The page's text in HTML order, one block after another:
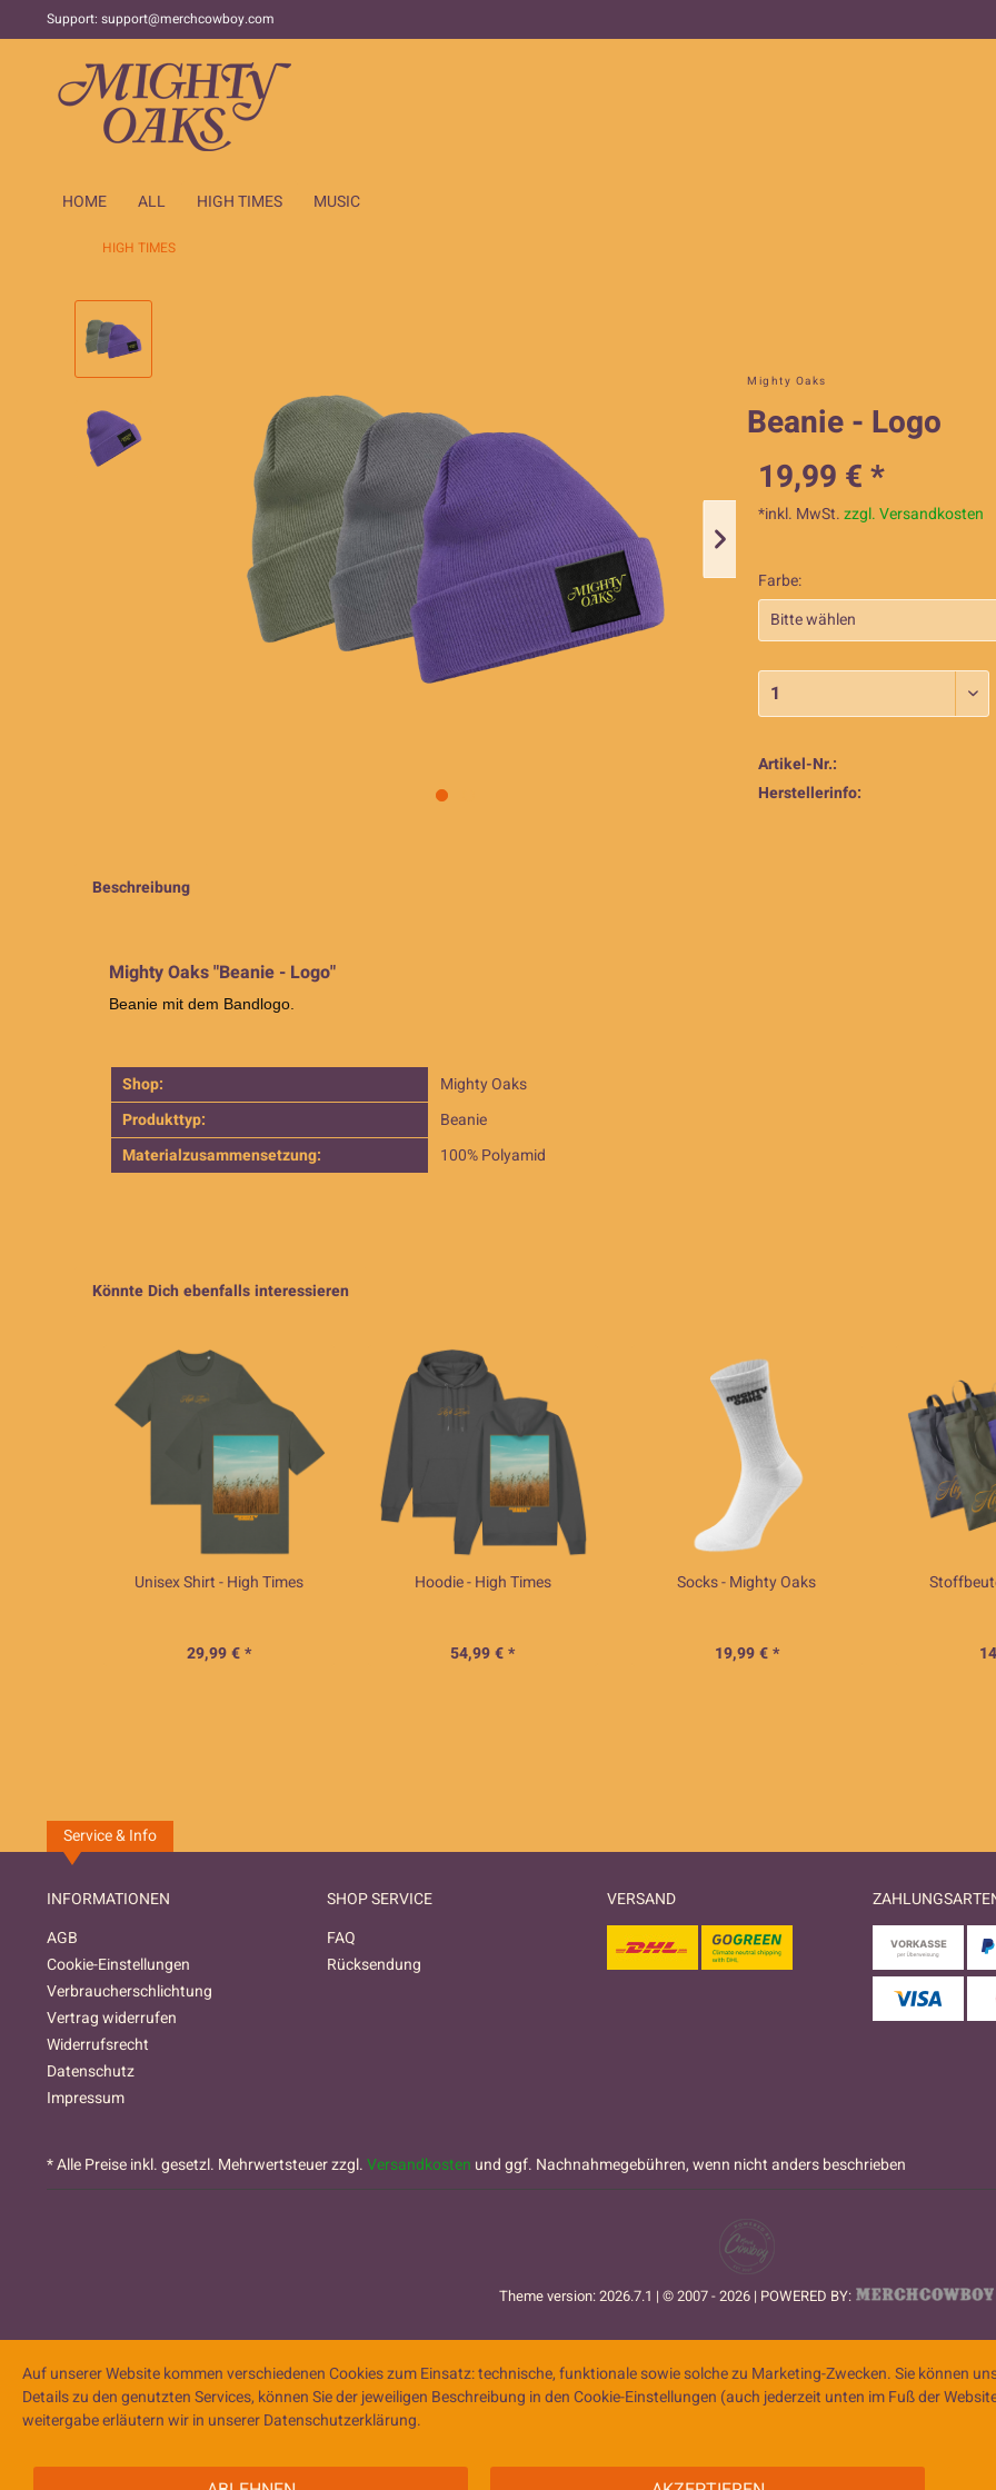
Support: support@merchcowboy.com
HOME ALL HIGH TIMES MUSIC
HIGH TIMES
Mighty Oaks
Beanie - Logo
19,99 € *
*inkl. MwSt.zzgl. Versandkosten
Farbe:
Artikel-Nr.:
Herstellerinfo:
Beschreibung
Mighty Oaks "Beanie - Logo"
Beanie mit dem Bandlogo.
Shop:
Mighty Oaks
Produkttyp:
Beanie
Materialzusammensetzung:
100% Polyamid
Könnte Dich ebenfalls interessieren
Unisex Shirt - High Times
29,99 € *
Hoodie - High Times
54,99 € *
Socks - Mighty Oaks
19,99 € *
Service & Info
INFORMATIONEN
AGB
Cookie-Einstellungen
Verbraucherschlichtung
Vertrag widerrufen
Widerrufsrecht
Datenschutz
Impressum
SHOP SERVICE
FAQ
Rücksendung
VERSAND
* Alle Preise inkl. gesetzl. Mehrwertsteuer zzgl.Versandkosten und ggf. Nachnahmegebühren, wenn nicht anders beschrieben
Theme version: 2026.7.1 | © 2007 - 2026 | POWERED BY:
Auf unserer Website kommen verschiedenen Cookies zum Einsatz: technische, funktionale sowie solche zu Marketing-Zwecken. Sie können
Details zu den genutzten Services, können Sie der jeweiligen Beschreibung in den Cookie-Einstellungen (auch jederzeit unten im Fuß der
weitergabe erläutern wir in unserer Datenschutzerklärung.